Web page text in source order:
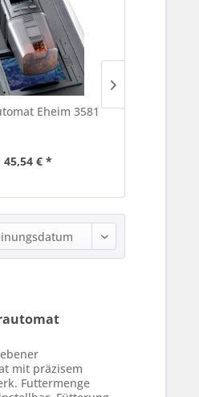
Eheim 3581
45,54 € *
mit präzisem
Futtermenge